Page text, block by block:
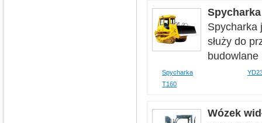
Spycharka
Spycharka
służy do
Spycharka
T160
Wózek